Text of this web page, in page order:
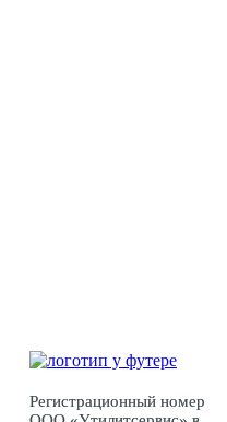
Регистрационный номер